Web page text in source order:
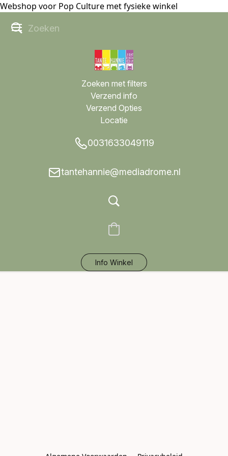
Webshop voor Pop Culture met fysieke winkel
Zoeken met filters
Verzend info
Verzend Opties
Locatie
0031633049119
tantehannie@mediadrome.nl
Info Winkel